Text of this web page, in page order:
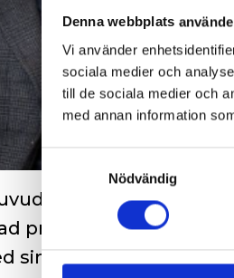
Denna webbplats
Vi använder
sociala medier och
till de sociala medier och
med annan information
Nödvändig
och partner i
private-equity aktör.
sin expertis, kapital